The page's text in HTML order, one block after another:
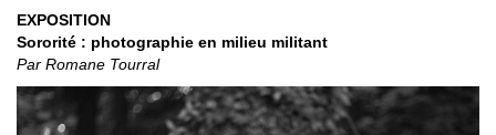
EXPOSITION
Sororité : photographie en milieu militant
Par Romane Tourral